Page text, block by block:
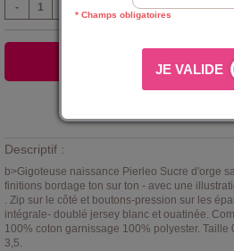
-
AJOUTER AU
Descriptif :
b>Gigoteuse naissance Pierleo Sucre d'orge
finitions bordage ton sur ton - avec une
. Zip sur le côté et boutons-pression sur les
intégrale- doublé jersey blanc et ouatinée.
100% coton garnissage 100% polyester. Taille
3,5.
* Champs obligatoires